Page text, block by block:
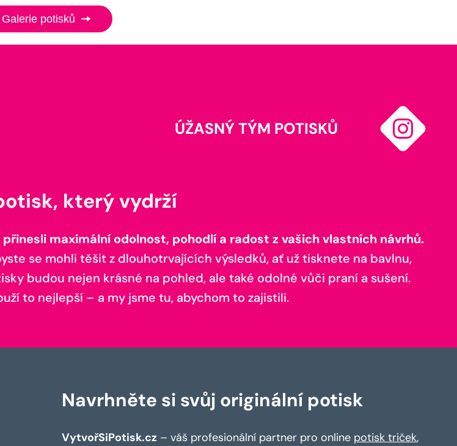
Galerie potisků
ÚŽASNÝ TÝM POTISKŮ
který vydrží
maximální odolnost, pohodlí a radost z vašich vlastních návrhů.
se mohli těšit z dlouhotrvajících výsledků, ať už tisknete na bavlnu,
budou nejen krásné na pohled, ale také odolné vůči praní a sušení.
to nejlepší – a my jsme tu, abychom to zajistili.
Navrhněte si svůj originální potisk
VytvořSiPotisk.cz – váš profesionální partner pro online potisk triček,